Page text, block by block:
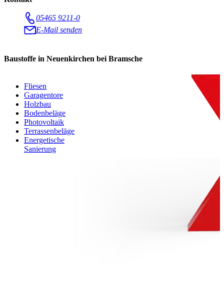
05465 9211-0
E-Mail senden
Baustoffe in Neuenkirchen bei Bramsche
Fliesen
Garagentore
Holzbau
Bodenbeläge
Photovoltaik
Terrassenbeläge
Energetische
Sanierung